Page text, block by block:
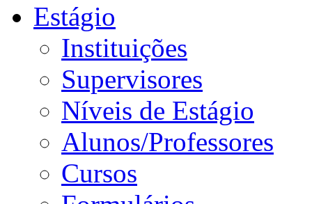
Estágio
Instituições
Supervisores
Níveis de Estágio
Alunos/Professores
Cursos